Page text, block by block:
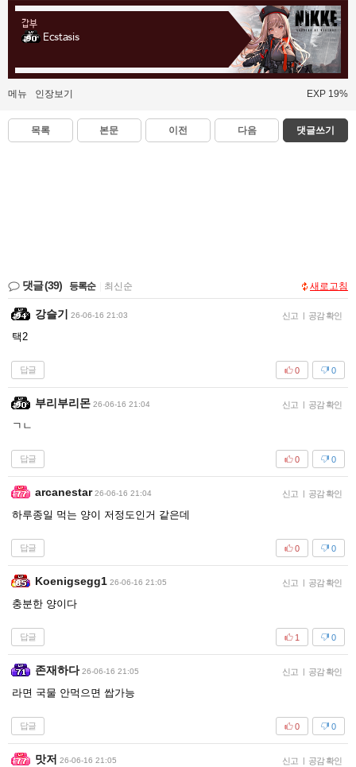
갑부
Ecstasis
메뉴 인장보기 EXP 19%
목록 본문 이전 다음 댓글쓰기
댓글(39) 등록순 최신순 새로고침
강슬기 26-06-16 21:03 신고 | 공감 확인
택2
답글 0
0
부리부리몬 26-06-16 21:04 신고 | 공감 확인
ㄱㄴ
답글 0
0
arcanestar 26-06-16 21:04 신고 | 공감 확인
하루종일 먹는 양이 저정도인거 같은데
답글 0
0
Koenigsegg1 26-06-16 21:05 신고 | 공감 확인
충분한 양이다
답글 0
1
존재하다 26-06-16 21:05 신고 | 공감 확인
라면 국물 안먹으면 쌉가능
답글 0
0
맛저 26-06-16 21:05 신고 | 공감 확인